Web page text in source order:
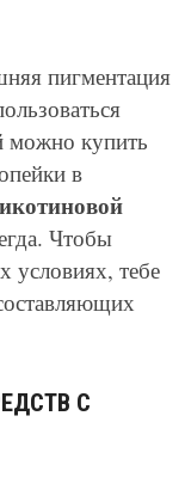
пигментация
можно купить
в
Чтобы
условиях, тебе
С